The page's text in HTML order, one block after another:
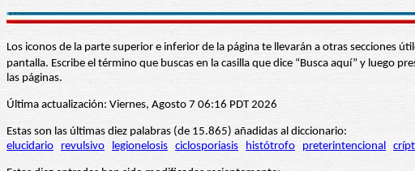
Los iconos de la parte superior e inferior de la página te llevarán a otras secciones
pantalla. Escribe el término que buscas en la casilla que dice “Busca aquí” y
las páginas.
Última actualización: Viernes, Agosto 7 06:16 PDT 2026
Estas son las últimas diez palabras (de 15.865) añadidas al diccionario:
elucidario
revulsivo legionelosis ciclosporiasis histótrofo preterintencional